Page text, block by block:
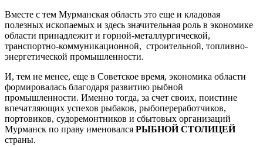
Вместе с тем Мурманская область это еще и кладовая
полезных ископаемых и здесь значительная роль в экономике
области принадлежит и горной-металлургической,
транспортно-коммуникационной, строительной, топливно-
энергетической промышленности.
И, тем не менее, еще в Советское время, экономика области
формировалась благодаря развитию рыбной
промышленности. Именно тогда, за счет своих, поистине
впечатляющих успехов рыбаков, рыбопереработчиков,
портовиков, судоремонтников и сбытовых организаций
Мурманск по праву именовался РЫБНОЙ СТОЛИЦЕЙ
страны.